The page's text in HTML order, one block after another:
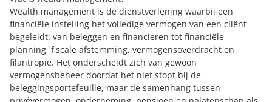
Wealth management is de dienstverlening waarbij een
financiële instelling het volledige vermogen van een cliënt
begeleidt: van beleggen en financieren tot financiële
planning, fiscale afstemming, vermogensoverdracht en
filantropie. Het onderscheidt zich van gewoon
vermogensbeheer doordat het niet stopt bij de
beleggingsportefeuille, maar de samenhang tussen